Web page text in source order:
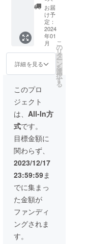
テッ
カーサ
イズ：
W115x
H160m
m、材
ビ ※寄
付型ク
ファン
ディン
グでは
ありま
せん。
くださ
い。 ※
支援証
プラス
チック
支援の
内容を
たカー
ドのこ
とで
す。 ※
設定資
料集は
A6サイ
ズ、
ページ
数は未
定で
す。
が『四
次元の
箱庭』
か『雨
の庭』
か『夜
に産ま
れた者
戦う世
界～』
どれに
なるか
にお任
せくだ
さい。
※HP掲
載は最
低一
年、そ
れ以降
はHPが
存在す
る限り
記載し
ます。
は友浦
にお任
せくだ
さい。
（寄贈
先を選
択する
ことは
す） ※
の本の
扱いは
に一任
する形
となり
ます。
※寄贈本
次元の
箱庭』
の庭』
か『夜
に産ま
な
ど）」
と「友
浦のHP
に載せ
る名前
（ハン
ドル
ど）」
ぞれお
書きく
ださ
い。 ※
寄贈先
がどの
施設に
なるか
にお任
せくだ
さい。
（寄贈
先を選
択する
ことは
しま
す。ま
た、プ
ロモツ
イート
ステッ
カー10
枚と支
援した
カード
があな
たに届
きま
す。 ※
備考欄
に「寄
贈時に
添える
名前
（本名
な
ど）」
と「友
浦のHP
に載せ
る名前
（ハン
お届
け予
定：
2024
年01
月
詳細を見る
こ
の
リ
タ
ー
ン
を
選
択
す
る
このプロ
ジェクト
は、 All-In方
式です。
目標金額に
関わらず、
2023/12/17
23:59:59ま
でに集まっ
た金額が
ファンディ
ングされま
す。